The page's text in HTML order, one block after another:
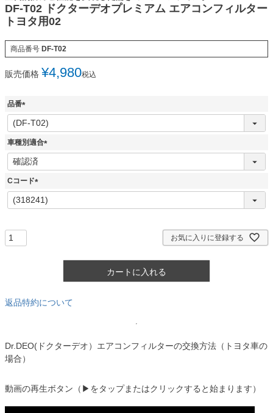
DF-T02 ドクターデオプレミアム エアコンフィルター
トヨタ用02
商品番号 DF-T02
販売価格 ¥4,980税込
品番
(
必
須
車種別適合
(
Cコード
(
必
お気に入りに登録する
カートに入れる
返品特約について
Dr.DEO(ドクターデオ）エアコンフィルターの交換方法（トヨタ車の
場合）
動画の再生ボタン（▶をタップまたはクリックすると始まります）